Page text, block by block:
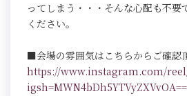
ってしまう・・・そんな心配も不要
ください。
■会場の雰囲気はこちらからご確認
https://www.instagram.com/reel/
igsh=MWN4bDh5YTVyZXVvOA==